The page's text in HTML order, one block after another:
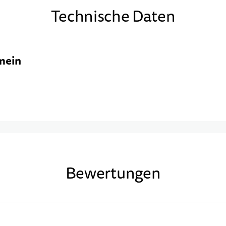
Technische Daten
Bewertungen